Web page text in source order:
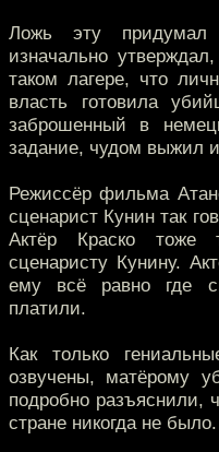
Ложь эту придумал
изначально
таком лагере, что
власть готовила
заброшенный в
задание, чудом выжил
Режиссёр фильма
сценарист Кунин так
Актёр Краско тоже
сценаристу Кунину.
ему всё равно где
платили.
Как только
озвучены, матёрому
подробно разъяснили,
стране никогда не было.